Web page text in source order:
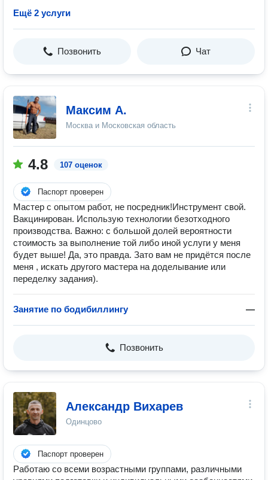
Ещё 2 услуги
Позвонить Чат
Максим А.
Москва и Московская область
4.8 107 оценок
Паспорт проверен
Мастер с опытом работ, не посредник!Инструмент свой.
Вакцинирован. Использую технологии безотходного
производства. Важно: с большой долей вероятности
стоимость за выполнение той либо иной услуги у меня
будет выше! Да, это правда. Зато вам не придётся после
меня , искать другого мастера на доделывание или
переделку задания).
Занятие по бодибиллингу —
Позвонить
Александр Вихарев
Одинцово
Паспорт проверен
Работаю со всеми возрастными группами, различными